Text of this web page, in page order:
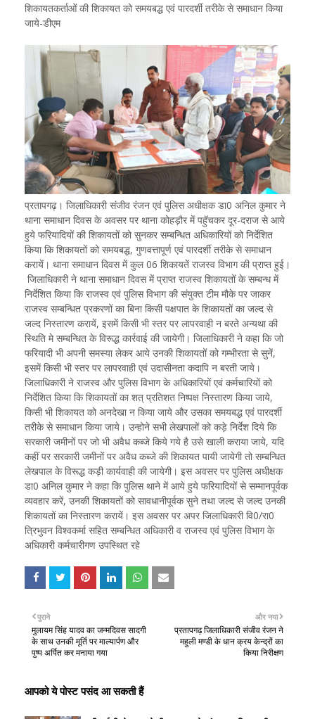
शिकायतकर्ताओं की शिकायत को समयबद्ध एवं पारदर्शी तरीके से समाधान किया
जाये-डीएम
प्रतापगढ़। जिलाधिकारी संजीव रंजन एवं पुलिस अधीक्षक डा0 अनिल कुमार ने
थाना समाधान दिवस के अवसर पर थाना कोहड़ौर में पहुॅचकर दूर-दराज से आये
हुये फरियादियों की शिकायतों को सुनकर सम्बन्धित अधिकारियों को निर्देशित
किया कि शिकायतों को समयबद्ध, गुणवत्तापूर्ण एवं पारदर्शी तरीके से समाधान
करायें। थाना समाधान दिवस में कुल 06 शिकायतें राजस्व विभाग की प्राप्त हुई।
जिलाधिकारी ने थाना समाधान दिवस में प्राप्त राजस्व शिकायतों के सम्बन्ध में
निर्देशित किया कि राजस्व एवं पुलिस विभाग की संयुक्त टीम मौके पर जाकर
राजस्व सम्बन्धित प्रकरणों का बिना किसी पक्षपात के शिकायतों का जल्द से
जल्द निस्तारण करायें, इसमें किसी भी स्तर पर लापरवाही न बरते अन्यथा की
स्थिति मे सम्बन्धित के विरूद्ध कार्रवाई की जायेगी। जिलाधिकारी ने कहा कि जो
फरियादी भी अपनी समस्या लेकर आये उनकी शिकायतों को गम्भीरता से सुनें,
इसमें किसी भी स्तर पर लापरवाही एवं उदासीनता कदापि न बरती जाये।
जिलाधिकारी ने राजस्व और पुलिस विभाग के अधिकारियों एवं कर्मचारियों को
निर्देशित किया कि शिकायतों का शत् प्रतिशत निष्पक्ष निस्तारण किया जाये,
किसी भी शिकायत को अनदेखा न किया जाये और उसका समयबद्ध एवं पारदर्शी
तरीके से समाधान किया जाये। उन्होने सभी लेखपालों को कड़े निर्देश दिये कि
सरकारी जमीनों पर जो भी अवैध कब्जे किये गये है उसे खाली कराया जाये, यदि
कहीं पर सरकारी जमीनों पर अवैध कब्जे की शिकायत पायी जायेगी तो सम्बन्धित
लेखपाल के विरूद्ध कड़ी कार्यवाही की जायेगी। इस अवसर पर पुलिस अधीक्षक
डा0 अनिल कुमार ने कहा कि पुलिस थाने में आये हुये फरियादियों से सम्मानपूर्वक
व्यवहार करें, उनकी शिकायतों को सावधानीपूर्वक सुने तथा जल्द से जल्द उनकी
शिकायतों का निस्तारण करायें। इस अवसर पर अपर जिलाधिकारी वि0/रा0
त्रिभुवन विश्वकर्मा सहित सम्बन्धित अधिकारी व राजस्व एवं पुलिस विभाग के
अधिकारी कर्मचारीगण उपस्थित रहे
और नया
प्रतापगढ़ जिलाधिकारी संजीव रंजन ने
महुली मण्डी के धान क्रय केन्द्रों का
किया निरीक्षण
पुराने
मुलायम सिंह यादव का जन्मदिवस सादगी
के साथ उनकी मूर्ति पर माल्यार्पण और
पुष्प अर्पित कर मनाया गया
आपको ये पोस्ट पसंद आ सकती हैं